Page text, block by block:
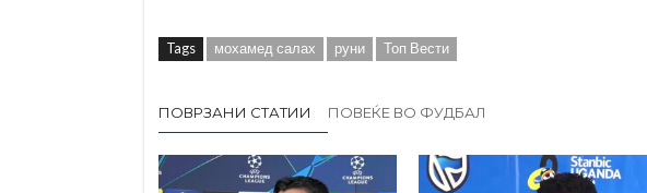
Tags мохамед салах руни Топ Вести
ПОВРЗАНИ СТАТИИ ПОВЕЌЕ ВО ФУДБАЛ